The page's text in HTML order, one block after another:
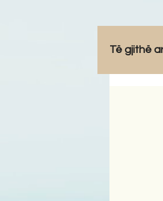
Të gjithë